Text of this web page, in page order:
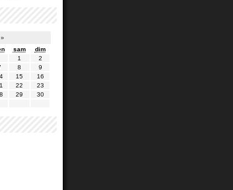
»
sam
dim
1
2
8
9
15
16
22
23
29
30